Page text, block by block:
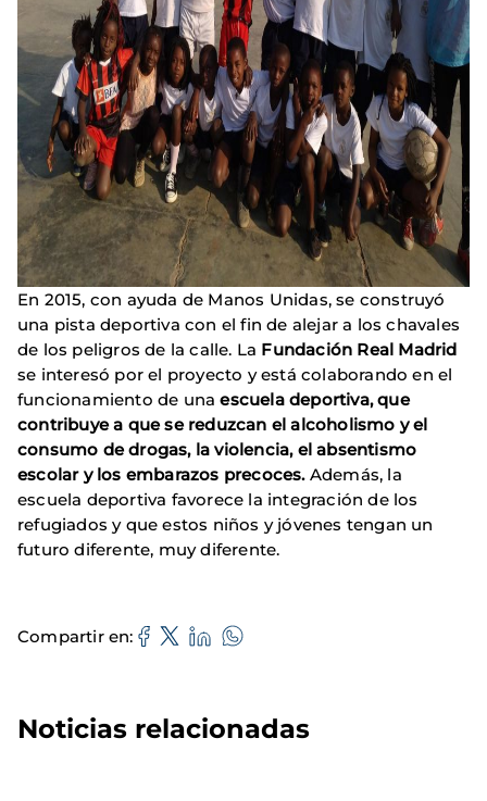
En 2015, con ayuda de Manos Unidas, se construyó
una pista deportiva con el fin de alejar a los chavales
de los peligros de la calle. La Fundación Real Madrid
se interesó por el proyecto y está colaborando en el
funcionamiento de unaescuela deportiva, que
contribuye a que se reduzcan el alcoholismo y el
consumo de drogas, la violencia, el absentismo
escolar y los embarazos precoces.Además, la
escuela deportiva favorece la integración de los
refugiados y que estos niños y jóvenes tengan un
futuro diferente, muy diferente.
Compartir en
Noticias relacionadas